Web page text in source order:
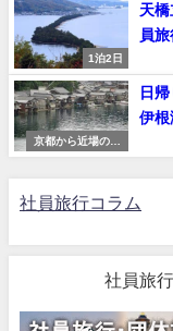
ン
1泊2日
天
員
京都から近場の日
帰り社員旅行プラ
日
伊根
社員旅行コラム
社員旅